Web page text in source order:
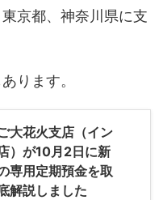
京都、神奈川県に支
ります。
大花火支店（イン
）が10月2日に新
専用定期預金を取
解説しました